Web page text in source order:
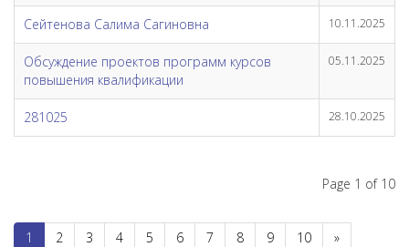
Сейтенова Салима Сагиновна 10.11.2025
Обсуждение проектов программ курсов
повышения квалификации
05.11.2025
281025 28.10.2025
Page 1 of 10
1 2 3 4 5 6 7 8 9 10
»